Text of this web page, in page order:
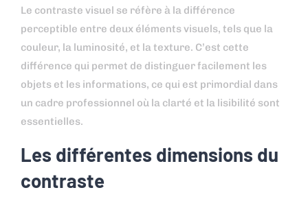
Le contraste visuel se réfère à la différence
perceptible entre deux éléments visuels, tels que la
couleur, la luminosité, et la texture. C’est cette
différence qui permet de distinguer facilement les
objets et les informations, ce qui est primordial dans
un cadre professionnel où la clarté et la lisibilité sont
essentielles.
Les différentes dimensions du
contraste